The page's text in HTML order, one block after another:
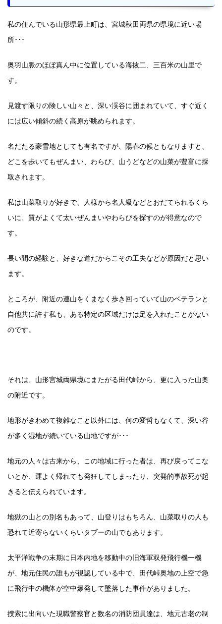
私の住んでいる山形県最上町は、宮城秋田両県の県境に近い場
所･･･
奥羽山脈のほぼ真ん中に位置している海抜二、三百米の山里で
す。
見渡す限りの険しい山々と、深い渓谷に囲まれていて、すぐ近く
には広い傾斜の続く高原が眺められます。
名だたる豪雪地としても有名ですが、陽春の候ともなりますと、
どこを歩いてもぜんまい、わらび、山うどなどの山菜が豊富に採
取されます。
私は山菜取りが好きで、人様から名人級などとおだてられるくら
いに、質がよくて太いぜんまいやわらびを探すのが得意なので
す。
長い間の経験と、好きな道だからこその工夫などが原因だと思い
ます。
ところが、附近の連山をくまなく歩き回っていて山のベテランと
自他共に許す私も、ある特定の区域だけは足を入れたことがない
のです。
それは、山形宮城両県境にまたがる田代峠から、更に入った山奥
の附近です。
地形がきわめて複雑なこと以外には、何の変哲もなくて、深い谷
が多く湿地が続いている山地ですが･･･
地元の人々は古来から、この地域に行った者は、再び戻ってこな
いとか、運よく帰れても発狂してしまったり、突発的事故死が起
きると伝えられています。
地獄の山との別名もあって、山登りはもちろん、山菜取りの人も
恐れて近寄らないくらいタブーの山でもあります。
太平洋戦争の末期に日本内地を移動中の旧海軍双発飛行機一機
が、地元住民の誰もが視認している中で、田代峠奥地の上空で急
に飛行中の機体が空中爆発して墜落した事件がありました。
捜索に出向いた現職警察官と数名の消防団員達は、地元古老の制